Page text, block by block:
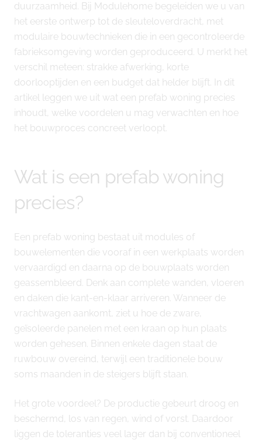
duurzaamheid. Bij Modulehome begeleiden we u van
het eerste ontwerp tot de sleuteloverdracht, met
modulaire bouwtechnieken die in een gecontroleerde
fabrieksomgeving worden geproduceerd. U merkt het
verschil meteen: strakke afwerking, korte
doorlooptijden en een budget dat helder blijft. In dit
artikel leggen we uit wat een prefab woning precies
inhoudt, welke voordelen u mag verwachten en hoe
het bouwproces concreet verloopt.
Wat is een prefab woning
precies?
Een prefab woning bestaat uit modules of
bouwelementen die vooraf in een werkplaats worden
vervaardigd en daarna op de bouwplaats worden
geassembleerd. Denk aan complete wanden, vloeren
en daken die kant-en-klaar arriveren. Wanneer de
vrachtwagen aankomt, ziet u hoe de zware,
geïsoleerde panelen met een kraan op hun plaats
worden gehesen. Binnen enkele dagen staat de
ruwbouw overeind, terwijl een traditionele bouw
soms maanden in de steigers blijft staan.
Het grote voordeel? De productie gebeurt droog en
beschermd, los van regen, wind of vorst. Daardoor
liggen de toleranties veel lager dan bij conventioneel